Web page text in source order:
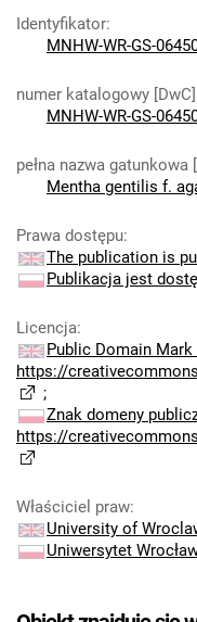
Identyfikator:
MNHW-WR-GS-
numer katalogowy [DwC]
MNHW-WR-GS-
pełna nazwa gatunkowa
Mentha gentilis f.
Prawa dostępu:
The publication is
Publikacja jest
Licencja:
Public Domain Mark
https://
;
Znak domeny
https://
Właściciel praw:
University of
Uniwersytet